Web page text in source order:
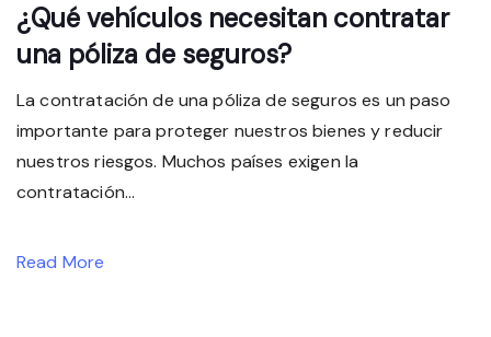
¿Qué vehículos necesitan contratar
una póliza de seguros?
La contratación de una póliza de seguros es un paso
importante para proteger nuestros bienes y reducir
nuestros riesgos. Muchos países exigen la
contratación...
Read More